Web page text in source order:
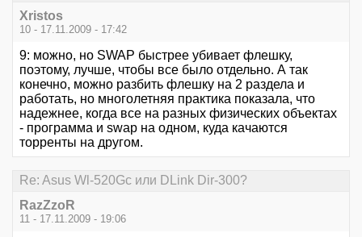
Xristos
10 - 17.11.2009 - 17:42
9: можно, но SWAP быстрее убивает флешку,
поэтому, лучше, чтобы все было отдельно. А так
конечно, можно разбить флешку на 2 раздела и
работать, но многолетняя практика показала, что
надежнее, когда все на разных физических объектах
- программа и swap на одном, куда качаются
торренты на другом.
Re: Asus Wl-520Gc или DLink Dir-300?
RazZzoR
11 - 17.11.2009 - 19:06